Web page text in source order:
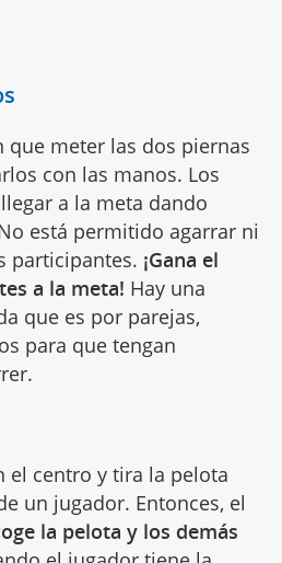
que meter las dos piernas
con las manos. Los
a la meta dando
está permitido agarrar ni
participantes. ¡Gana el
a la meta! Hay una
que es por parejas,
para que tengan
el centro y tira la pelota
un jugador. Entonces, el
la pelota y los demás